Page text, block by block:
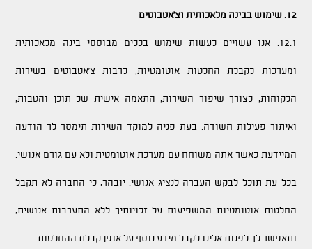
12. שימוש בבינה מלאכותית וצ'אטבוטים
12.1. אנו עשויים לעשות שימוש בכלים מבוססי בינה מלאכותית
ומערכות לקבלת החלטות אוטומטיות, לרבות צ'אטבוטים בשירות
הלקוחות, לצורך שיפור השירות, התאמה אישית של תוכן והטבות,
ואיתור פעילות חשודה. בעת פניה למוקד השירות תימסר לך הודעה
המיידעת כאשר אתה משוחח עם מערכת אוטומטית ולא עם גורם אנושי.
בכל עת תוכל לבקש העברה לנציג אנושי. יובהר, כי החברה לא תקבל
החלטות אוטומטיות המשפיעות על זכויותיך ללא התערבות אנושית,
ותאפשר לך לפנות אלינו לקבל מידע נוסף על אופן קבלת ההחלטות.